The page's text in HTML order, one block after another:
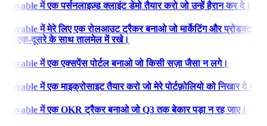
Lovable में एक पर्सनलाइज़्ड क्लाइंट डेमो तैयार करो जो उन्हें हैरान कर दे।
Lovable में मेरे लिए एक रोलआउट ट्रैकर बनाओ जो मार्केटिंग और प्रोडक्ट
को एक-दूसरे के साथ तालमेल में रखे।
Lovable में एक एक्सपेंस पोर्टल बनाओ जो किसी सज़ा जैसा न लगे।
Lovable में एक माइक्रोसाइट तैयार करो जो मेरे पोर्टफ़ोलियो को निखार दे।
Lovable में एक OKR ट्रैकर बनाओ जो Q3 तक बेकार पड़ा न रह जाए।